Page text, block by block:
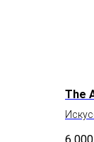
The
6 000